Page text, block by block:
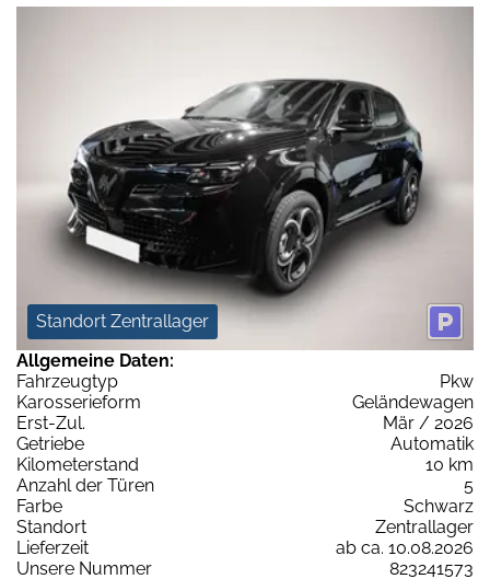
Standort Zentrallager
Allgemeine Daten:
Fahrzeugtyp
Pkw
Karosserieform
Geländewagen
Erst-Zul.
Mär / 2026
Getriebe
Automatik
Kilometerstand
10 km
Anzahl der Türen
5
Farbe
Schwarz
Standort
Zentrallager
Lieferzeit
ab ca. 10.08.2026
Unsere Nummer
823241573